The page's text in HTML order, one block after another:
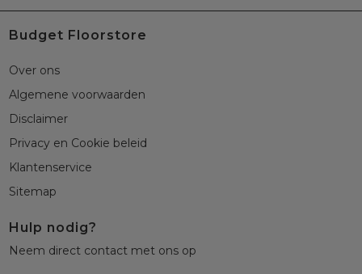
Budget Floorstore
Over ons
Algemene voorwaarden
Disclaimer
Privacy en Cookie beleid
Klantenservice
Sitemap
Hulp nodig?
Neem direct contact met ons op